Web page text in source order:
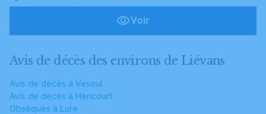
Voir
Avis de décès des environs de Liévans
Avis de décès à Vesoul
Avis de décès à Héricourt
Obsèques à Lure